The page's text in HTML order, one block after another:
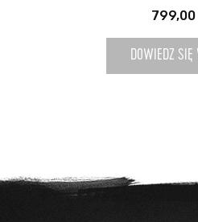
799,00
DOWIEDZ SIĘ